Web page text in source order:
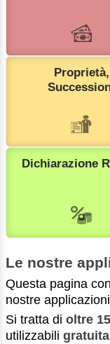
Proprietà,
Dichiarazione
Le nostre
Questa pagina
nostre
Si tratta di oltre
utilizzabili